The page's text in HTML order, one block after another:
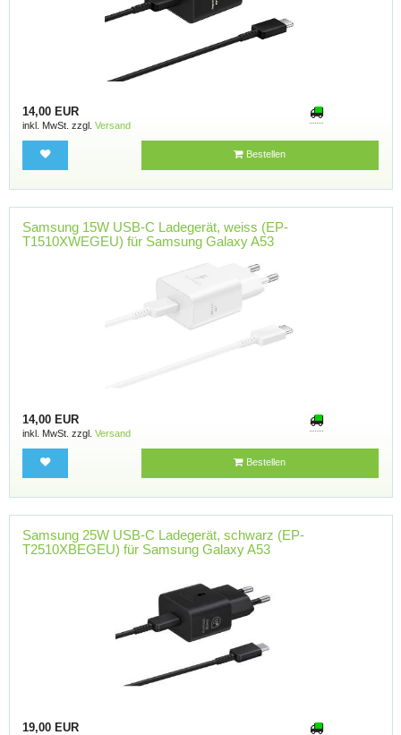
14,00 EUR
inkl. MwSt. zzgl. Versand
Bestellen
Samsung 15W USB-C Ladegerät, weiss (EP-
T1510XWEGEU) für Samsung Galaxy A53
14,00 EUR
inkl. MwSt. zzgl. Versand
Bestellen
Samsung 25W USB-C Ladegerät, schwarz (EP-
T2510XBEGEU) für Samsung Galaxy A53
19,00 EUR